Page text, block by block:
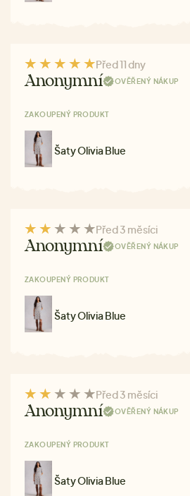
Před 11 dny
Anonymní OVĚŘENÝ NÁKUP
ZAKOUPENÝ PRODUKT
Šaty Olivia Blue
Před 3 měsíci
Anonymní OVĚŘENÝ NÁKUP
ZAKOUPENÝ PRODUKT
Šaty Olivia Blue
Před 3 měsíci
Anonymní OVĚŘENÝ NÁKUP
ZAKOUPENÝ PRODUKT
Šaty Olivia Blue